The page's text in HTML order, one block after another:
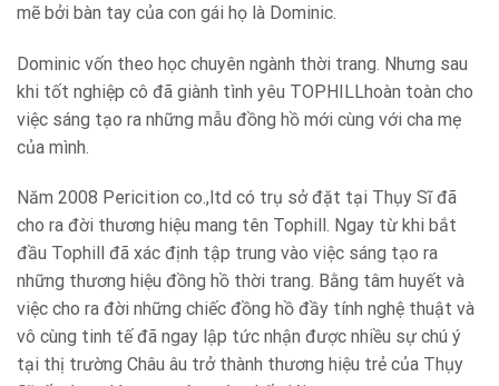
mẽ bởi bàn tay của con gái họ là Dominic.
Dominic vốn theo học chuyên ngành thời trang. Nhưng sau
khi tốt nghiệp cô đã giành tình yêu TOPHILLhoàn toàn cho
việc sáng tạo ra những mẫu đồng hồ mới cùng với cha mẹ
của mình.
Năm 2008 Pericition co.,ltd có trụ sở đặt tại Thụy Sĩ đã
cho ra đời thương hiệu mang tên Tophill. Ngay từ khi bắt
đầu Tophill đã xác định tập trung vào việc sáng tạo ra
những thương hiệu đồng hồ thời trang. Bằng tâm huyết và
việc cho ra đời những chiếc đồng hồ đầy tính nghệ thuật và
vô cùng tinh tế đã ngay lập tức nhận được nhiều sự chú ý
tại thị trường Châu âu trở thành thương hiệu trẻ của Thụy